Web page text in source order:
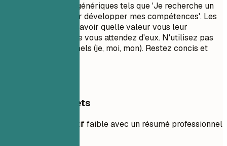
Évitez les objectifs génériques tels que 'Je recherche un
poste stimulant pour développer mes compétences'. Les
recruteurs veulent savoir quelle valeur vous leur
apportez, pas ce que vous attendez d'eux. N'utilisez pas
de pronoms personnels (je, moi, mon). Restez concis et
Exemples concrets
Comparez un objectif faible avec un résumé professionnel